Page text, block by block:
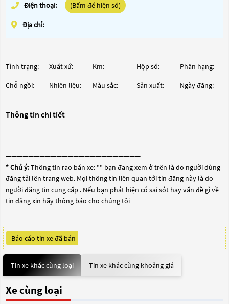
Điện thoại: (Bấm để hiện số)
Địa chỉ:
Tình trạng: Xuất xứ: Km: Hộp số: Phân hạng:
Chỗ ngồi: Nhiên liệu: Màu sắc: Sản xuất: Ngày đăng:
Thông tin chi tiết
————————————————————————
* Chú ý:Thông tin rao bán xe: "" bạn đang xem ở trên là do người dùng
đăng tải lên trang web. Mọi thông tin liên quan tới tin đăng này là do
người đăng tin cung cấp . Nếu bạn phát hiện có sai sót hay vấn đề gì về
tin đăng xin hãy thông báo cho chúng tôi
Báo cáo tin xe đã bán
Tin xe khác cùng loại Tin xe khác cùng khoảng giá
Xe cùng loại